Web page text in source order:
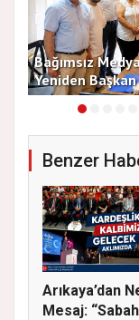
Bağımsız
Yeniden Başkan
Benzer
Arıkaya’dan
Mesaj: